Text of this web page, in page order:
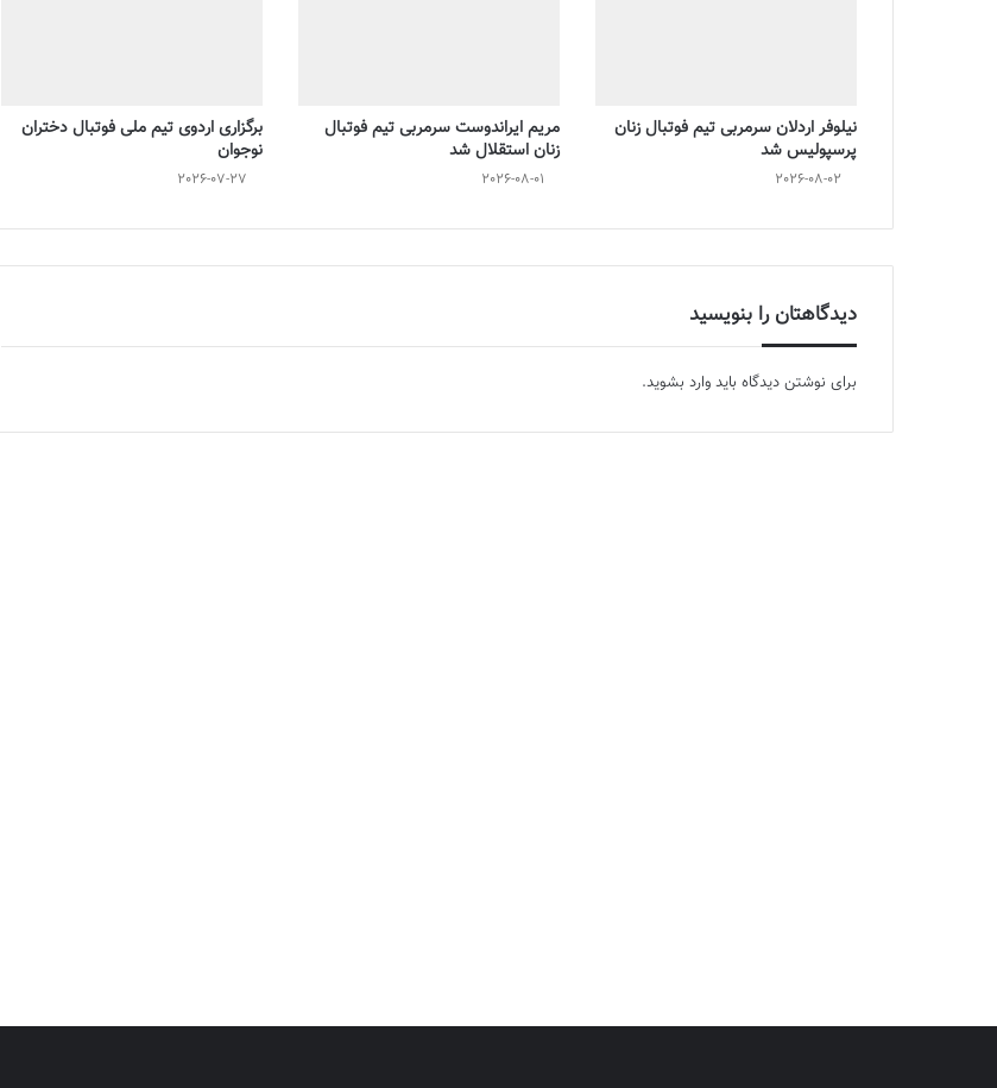
نیلوفر اردلان سرمربی تیم فوتبال زنان
پرسپولیس شد
2026-08-02
مریم ایراندوست سرمربی تیم فوتبال
زنان استقلال شد
2026-08-01
برگزاری اردوی تیم ملی فوتبال دختران
نوجوان
2026-07-27
دیدگاهتان را بنویسید
برای نوشتن دیدگاه باید وارد بشوید.